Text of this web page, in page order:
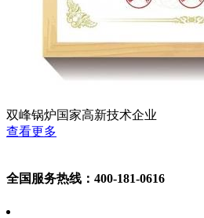
双峰锅炉国家高新技术企业
查看更多
全国服务热线：400-181-0616